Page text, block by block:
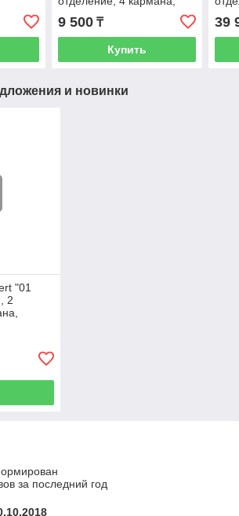
уплотн. спинка
9 500₸
Купить
39
и новинки
"01
2
за последний год